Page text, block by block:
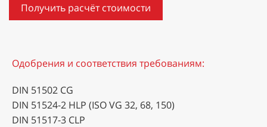
Получить расчёт стоимости
Одобрения и соответствия требованиям:
DIN 51502 CG
DIN 51524-2 HLP (ISO VG 32, 68, 150)
DIN 51517-3 CLP